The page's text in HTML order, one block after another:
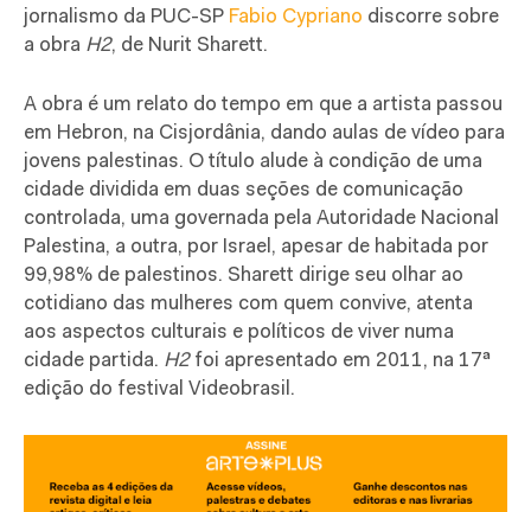
jornalismo da PUC-SP Fabio Cypriano discorre sobre
a obra H2, de Nurit Sharett.
A obra é um relato do tempo em que a artista passou
em Hebron, na Cisjordânia, dando aulas de vídeo para
jovens palestinas. O título alude à condição de uma
cidade dividida em duas seções de comunicação
controlada, uma governada pela Autoridade Nacional
Palestina, a outra, por Israel, apesar de habitada por
99,98% de palestinos. Sharett dirige seu olhar ao
cotidiano das mulheres com quem convive, atenta
aos aspectos culturais e políticos de viver numa
cidade partida. H2 foi apresentado em 2011, na 17ª
edição do festival Videobrasil.